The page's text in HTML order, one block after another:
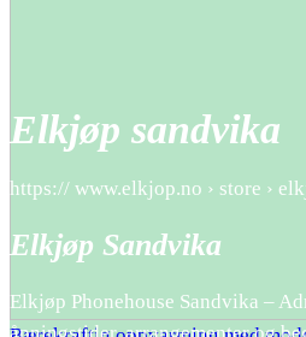
Elkjøp sandvika
https:// www.elkjop.no › store ›
Elkjøp Sandvika
Elkjøp Phonehouse Sandvika –